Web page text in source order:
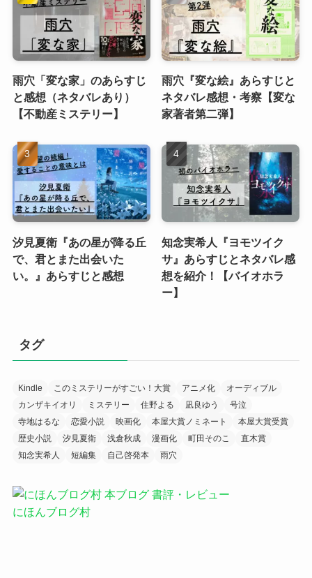
雨穴「変な家」のあらすじ
と感想（ネタバレあり）
【不動産ミステリー】
雨穴『変な絵』あらすじと
ネタバレ感想・考察【変な
家著者第二弾】
汐見夏衛『あの星が降る丘
で、君とまた出会いた
い。』あらすじと感想
知念実希人『ヨモツイク
サ』あらすじとネタバレ感
想を紹介！【バイオホラ
ー】
タグ
Kindle このミステリーがすごい！大賞 アニメ化
オーディブル
カンザキイオリ
ミステリー 住野よる 凪良ゆう
号泣
寺地はるな
恋愛小説 映画化 本屋大賞ノミネート
本屋大賞受賞
歴史小説
汐見夏衛 浅倉秋成 漫画化 町田そのこ
直木賞
知念実希人
短編集 自己啓発本 雨穴
にほんブログ村